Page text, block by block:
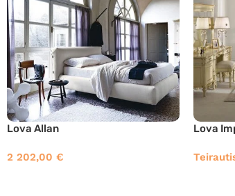
Lova Allan
2 202,00 €
Lova